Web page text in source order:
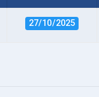
27/10/2025